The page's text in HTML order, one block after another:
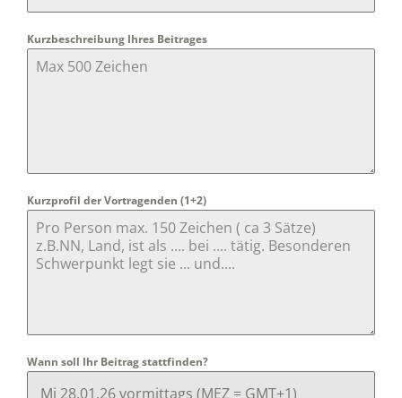
Kurzbeschreibung Ihres Beitrages
Kurzprofil der Vortragenden (1+2)
Wann soll Ihr Beitrag stattfinden?
Mi 28.01.26 vormittags (MEZ = GMT+1)